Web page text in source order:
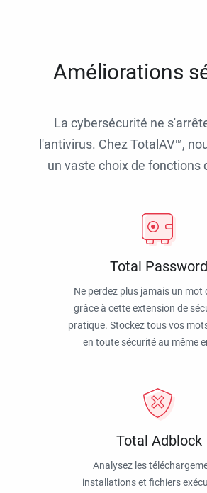
Améliorations
La cybersécurité ne
l'antivirus. Chez TotalAV™,
un vaste choix de fonctions
Total Password
Ne perdez plus jamais un mot
grâce à cette extension de
pratique. Stockez tous vos
en toute sécurité au même
Total Adblock
Analysez les
installations et fichiers